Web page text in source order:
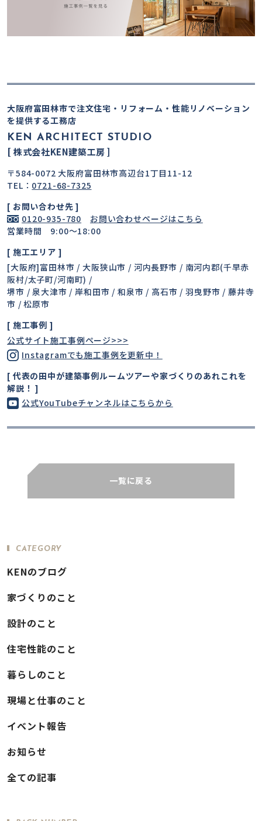
大阪府富田林市で注文住宅・リフォーム・性能リノベーション
を提供する工務店
KEN ARCHITECT STUDIO
[ 株式会社KEN建築工房 ]
〒584-0072 大阪府富田林市高辺台1丁目11-12
TEL： 0721-68-7325
[ お問い合わせ先 ]
0120-935-780
お問い合わせページはこちら
営業時間 9:00〜18:00
[ 施工エリア ]
[大阪府]富田林市 / 大阪狭山市 / 河内長野市 / 南河内郡(千早赤
阪村/太子町/河南町) /
堺市 / 泉大津市 / 岸和田市 / 和泉市 / 高石市 / 羽曳野市 / 藤井寺
市 / 松原市
[ 施工事例 ]
公式サイト施工事例ページ>>>
Instagramでも施工事例を更新中！
[ 代表の田中が建築事例ルームツアーや家づくりのあれこれを
解説！ ]
公式YouTubeチャンネルはこちらから
一覧に戻る
CATEGORY
KENのブログ
家づくりのこと
設計のこと
住宅性能のこと
暮らしのこと
現場と仕事のこと
イベント報告
お知らせ
全ての記事